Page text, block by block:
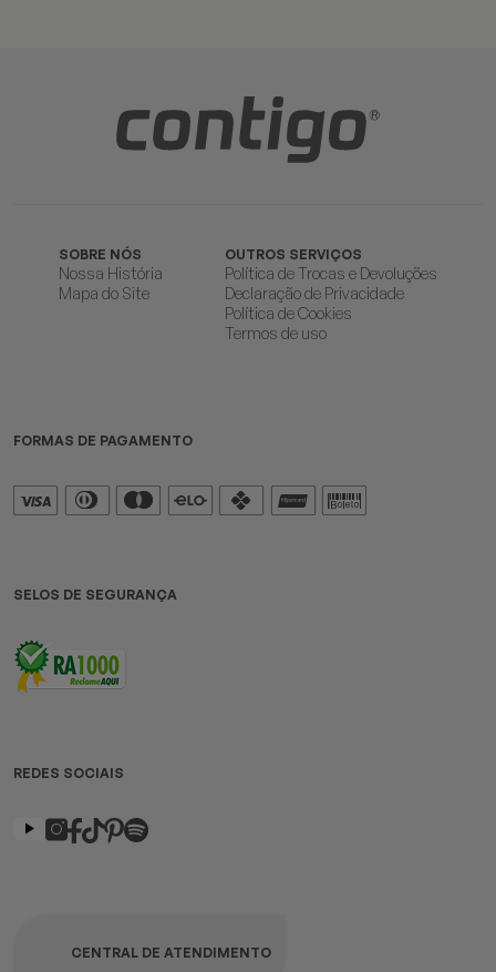
SOBRE NÓS
Nossa História
Mapa do Site
OUTROS SERVIÇOS
Política de Trocas e Devoluções
Declaração de Privacidade
Política de Cookies
Termos de uso
FORMAS DE PAGAMENTO
SELOS DE SEGURANÇA
REDES SOCIAIS
CENTRAL DE ATENDIMENTO